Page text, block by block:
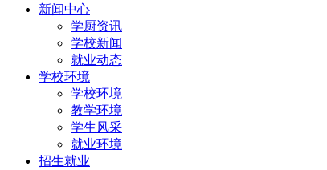
新闻中心
学厨资讯
学校新闻
就业动态
学校环境
学校环境
教学环境
学生风采
就业环境
招生就业